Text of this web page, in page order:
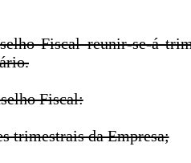
Fiscal reunir-se-á
Fiscal:
trimestrais da Empresa;